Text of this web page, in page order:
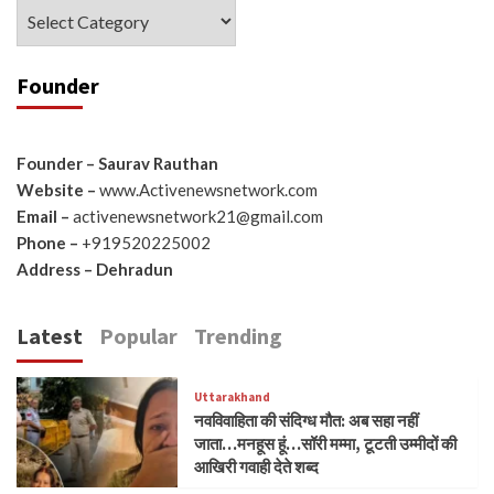
Founder
Founder – Saurav Rauthan
Website – www.Activenewsnetwork.com
Email – activenewsnetwork21@gmail.com
Phone – +919520225002
Address – Dehradun
Latest Popular Trending
Uttarakhand
नवविवाहिता की संदिग्ध मौत: अब सहा नहीं
जाता…मनहूस हूं…सॉरी मम्मा, टूटती उम्मीदों की
आखिरी गवाही देते शब्द